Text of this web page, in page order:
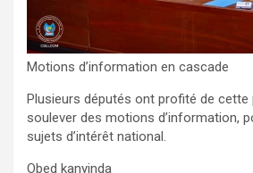
Motions d’information en cascade
Plusieurs députés ont profité de cette
soulever des motions d’information,
sujets d’intérêt national.
Obed kanyinda